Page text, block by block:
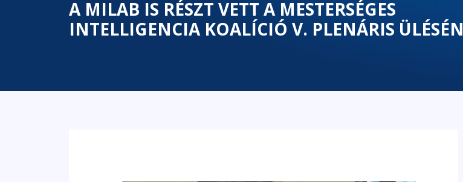
A MILAB IS RÉSZT VETT A MESTERSÉGES
INTELLIGENCIA KOALÍCIÓ V. PLENÁRIS ÜLÉSÉN